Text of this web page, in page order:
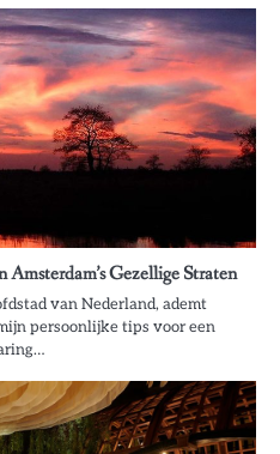
Gezellige Straten
van Nederland, ademt
persoonlijke tips voor een